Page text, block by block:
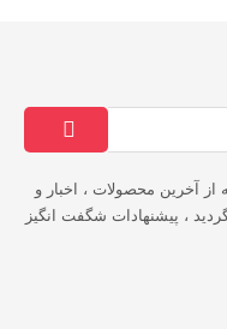
از آخرین محصولات ، اخبار و
، پیشنهادات شگفت انگیز